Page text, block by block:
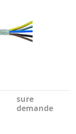
sure
demande